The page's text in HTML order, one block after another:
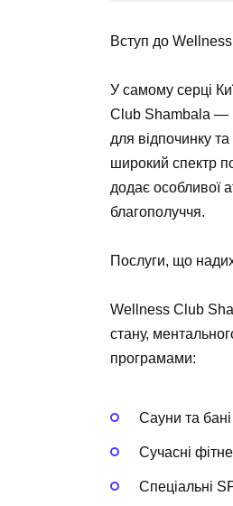
Вступ до
У самому серці
Club Shambala —
для відпочинку
широкий спектр
додає особливої
благополуччя.
Послуги, що
Wellness Club
стану,
програмами:
Сауни та
Сучасні
Спеціальні